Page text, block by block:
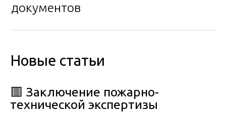
документов
Новые статьи
🟥 Заключение пожарно-
технической экспертизы